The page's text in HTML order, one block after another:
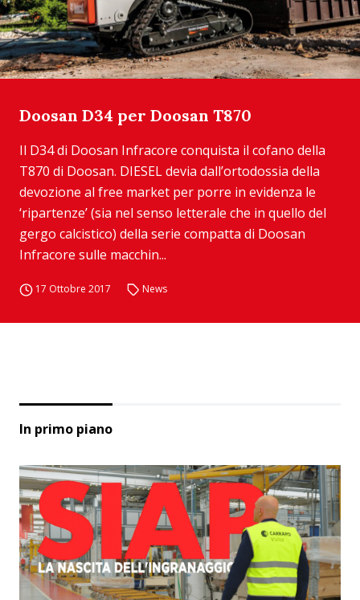
Doosan D34 per Doosan T870
Il D34 di Doosan Infracore conquista il cofano della
T870 di Doosan. DIESEL devia dall’ortodossia della
devozione al free market per porre in evidenza le
‘ripartenze’ (sia nel senso letterale che in quello del
gergo calcistico) della serie compatta di Doosan
Infracore sulle macchin...
17 Ottobre 2017 News
In primo piano